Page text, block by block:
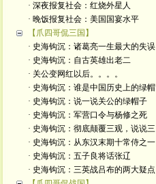
· 深夜报复社会：红烧外星人
· 晚饭报复社会：美国国宴水平
【爪四哥侃三国】
· 史海钩沉：诸葛亮一生最大的失误
· 史海钩沉：自古英雄出老二
· 关公变网红以后。。。。
· 史海钩沉：谁是中国历史上的绿帽
· 史海钩沉：说一说关公的绿帽子
· 史海钩沉：军营口令与杨修之死
· 史海钩沉：彻底颠覆三观，说说三
· 史海钩沉：从东汉末期十常侍之一
· 史海钩沉：五子良将话张辽
· 史海钩沉：三英战吕布的两大疑点